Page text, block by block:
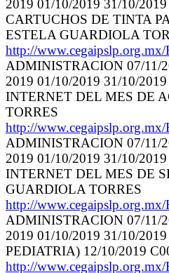
2019 01/10/2019 31/10/
CARTUCHOS DE TINTA
ESTELA GUARDIOLA
http://
ADMINISTRACION 07/11/
2019 01/10/2019 31/10/
INTERNET DEL MES DE
TORRES
http://
ADMINISTRACION 07/11/
2019 01/10/2019 31/10/
INTERNET DEL MES DE
GUARDIOLA TORRES
http://
ADMINISTRACION 07/11/
2019 01/10/2019 31/10/
PEDIATRIA) 12/10/2019
http://